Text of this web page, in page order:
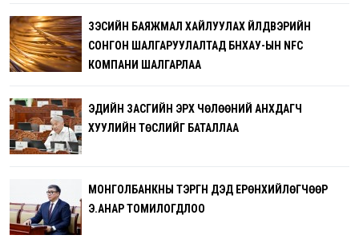
ЗЭСИЙН БАЯЖМАЛ ХАЙЛУУЛАХ ҮЙЛДВЭРИЙН
СОНГОН ШАЛГАРУУЛАЛТАД БНХАУ-ЫН NFC
КОМПАНИ ШАЛГАРЛАА
ЭДИЙН ЗАСГИЙН ЭРХ ЧӨЛӨӨНИЙ АНХДАГЧ
ХУУЛИЙН ТӨСЛИЙГ БАТАЛЛАА
МОНГОЛБАНКНЫ ТЭРГҮҮН ДЭД ЕРӨНХИЙЛӨГЧӨӨР
Э.АНАР ТОМИЛОГДЛОО